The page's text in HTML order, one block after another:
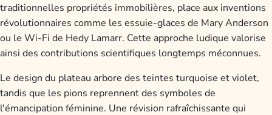
traditionnelles propriétés immobilières, place aux inventions
révolutionnaires comme les essuie-glaces de Mary Anderson
ou le Wi-Fi de Hedy Lamarr. Cette approche ludique valorise
ainsi des contributions scientifiques longtemps méconnues.
Le design du plateau arbore des teintes turquoise et violet,
tandis que les pions reprennent des symboles de
l'émancipation féminine. Une révision rafraîchissante qui